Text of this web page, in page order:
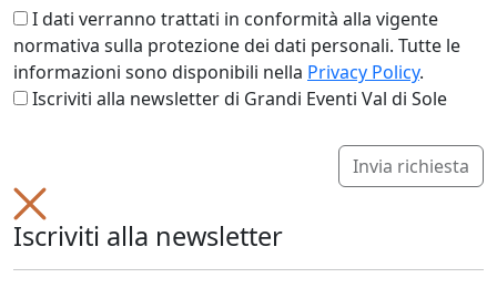
I dati verranno trattati in conformità alla vigente
normativa sulla protezione dei dati personali. Tutte le
informazioni sono disponibili nella Privacy Policy.
Iscriviti alla newsletter di Grandi Eventi Val di Sole
Invia richiesta
Iscriviti alla newsletter